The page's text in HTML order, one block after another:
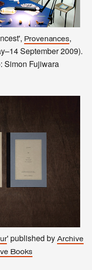
Provenances,
September 2009).
Simon Fujiwara
' published by Archive
Books